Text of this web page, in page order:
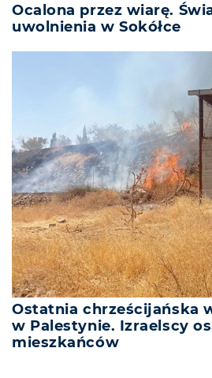
Ocalona przez wiarę.
uwolnienia w Sokółce
Ostatnia chrześcijańska
w Palestynie. Izraelscy
mieszkańców